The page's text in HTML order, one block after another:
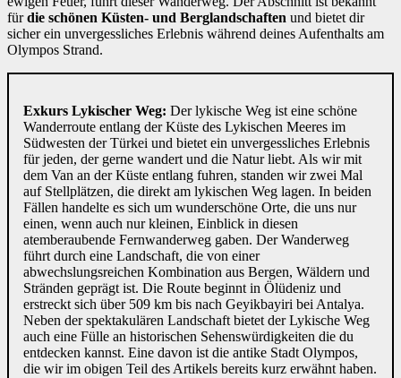
fürdie schönen Küsten- und Berglandschaften und bietet dir
sicher ein unvergessliches Erlebnis während deines Aufenthalts am
Olympos Strand.
Exkurs Lykischer Weg: Der lykische Weg ist eine schöne
Wanderroute entlang der Küste des Lykischen Meeres im
Südwesten der Türkei und bietet ein unvergessliches Erlebnis
für jeden, der gerne wandert und die Natur liebt. Als wir mit
dem Van an der Küste entlang fuhren, standen wir zwei Mal
auf Stellplätzen, die direkt am lykischen Weg lagen. In beiden
Fällen handelte es sich um wunderschöne Orte, die uns nur
einen, wenn auch nur kleinen, Einblick in diesen
atemberaubende Fernwanderweg gaben. Der Wanderweg
führt durch eine Landschaft, die von einer
abwechslungsreichen Kombination aus Bergen, Wäldern und
Stränden geprägt ist. Die Route beginnt in Ölüdeniz und
erstreckt sich über 509 km bis nach Geyikbayiri bei Antalya.
Neben der spektakulären Landschaft bietet der Lykische Weg
auch eine Fülle an historischen Sehenswürdigkeiten die du
entdecken kannst. Eine davon ist die antike Stadt Olympos,
die wir im obigen Teil des Artikels bereits kurz erwähnt haben.